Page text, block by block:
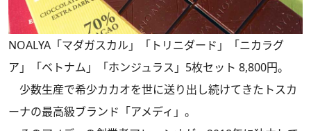
NOALYA「マダガスカル」「トリニダード」「ニカラグ
ア」「ベトナム」「ホンジュラス」5枚セット 8,800円。
少数生産で希少カカオを世に送り出し続けてきたトスカ
ーナの最高級ブランド「アメディ」。